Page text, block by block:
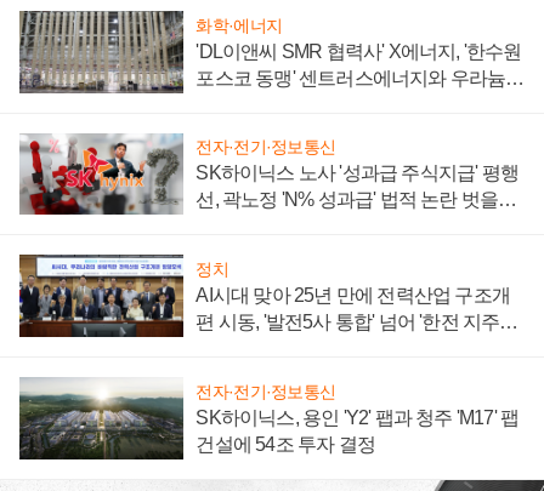
화학·에너지
'DL이앤씨 SMR 협력사' X에너지, '한수원
포스코 동맹' 센트러스에너지와 우라늄
전자·전기·정보통신
SK하이닉스 노사 '성과급 주식지급' 평행
선, 곽노정 'N% 성과급' 법적 논란 벗을지
정치
AI시대 맞아 25년 만에 전력산업 구조개
편 시동, '발전5사 통합' 넘어 '한전 지주사'
전자·전기·정보통신
SK하이닉스, 용인 'Y2' 팹과 청주 'M17' 팹
건설에 54조 투자 결정